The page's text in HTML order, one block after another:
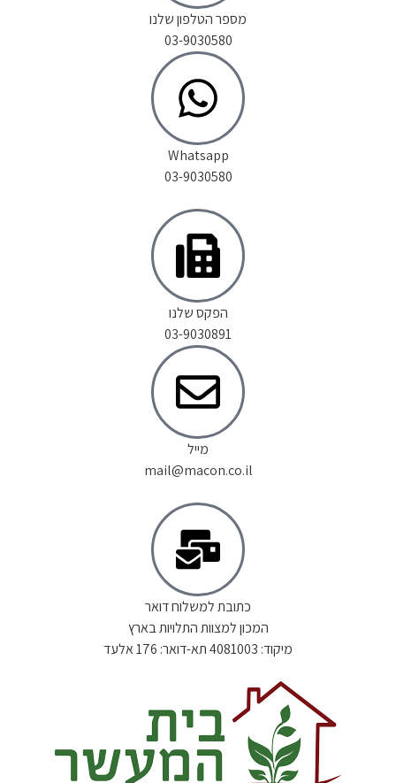
מספר הטלפון שלנו
03-9030580
Whatsapp
03-9030580
הפקס שלנו
03-9030891
מייל
mail@macon.co.il
כתובת למשלוח דואר
המכון למצוות התלויות בארץ
מיקוד: 4081003 תא-דואר: 176 אלעד